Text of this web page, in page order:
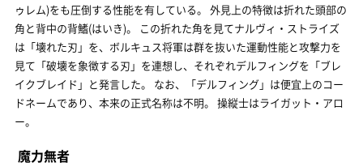
ゥレム)をも圧倒する性能を有している。 外見上の特徴は折れた頭部の
角と背中の背鰭(はいき)。 この折れた角を見てナルヴィ・ストライズ
は「壊れた刃」を、ボルキュス将軍は群を抜いた運動性能と攻撃力を
見て「破壊を象徴する刃」を連想し、それぞれデルフィングを「ブレ
イクブレイド」と発言した。 なお、「デルフィング」は便宜上のコー
ドネームであり、本来の正式名称は不明。 操縦士はライガット・アロ
ー。
魔力無者